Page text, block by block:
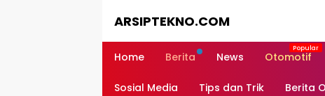
ARSIPTEKNO.COM
Informasi
Home Berita News Otomotif
Sosial Media Tips dan Trik Berita